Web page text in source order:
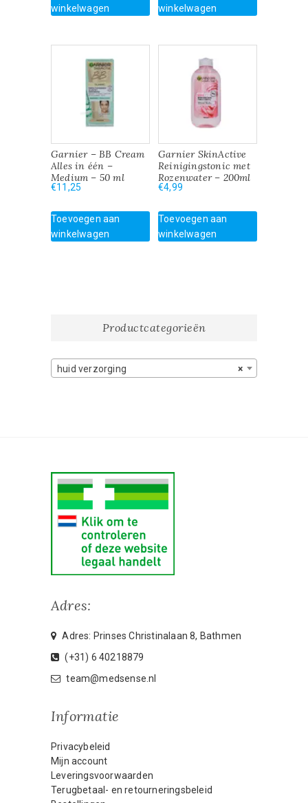
winkelwagen
winkelwagen
Garnier – BB Cream
Alles in één –
Medium – 50 ml
€11,25
Toevoegen aan
winkelwagen
Garnier SkinActive
Reinigingstonic met
Rozenwater – 200ml
€4,99
Toevoegen aan
winkelwagen
Productcategorieën
×
huid verzorging
Adres:
Adres: Prinses Christinalaan 8, Bathmen
(+31) 6 40218879
team@medsense.nl
Informatie
Privacybeleid
Mijn account
Leveringsvoorwaarden
Terugbetaal- en retourneringsbeleid